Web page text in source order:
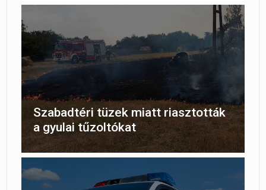
Szabadtéri tüzek miatt riasztották
a gyulai tűzoltókat